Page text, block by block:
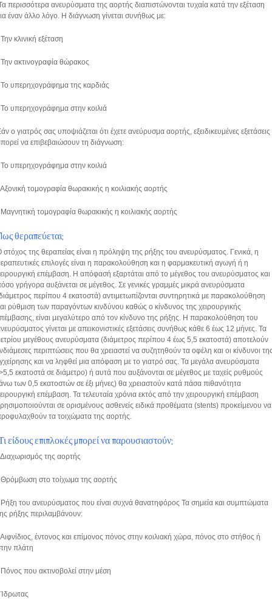
περισσότερα ανευρύσματα της αορτής διαπιστώνονται τυχαία κατά την εξέταση
έναν άλλο λόγο. Η διάγνωση γίνεται συνήθως με:
Την κλινική εξέταση
Την ακτινογραφία θώρακος
Το υπερηχογράφημα της καρδιάς
Το υπερηχογράφημα στην κοιλιά
ο γιατρός σας υποψιάζεται ότι έχετε ανεύρυσμα αορτής, εξειδικευμένες εξετάσεις
να επιβεβαιώσουν τη διάγνωση:
Το υπερηχογράφημα στην κοιλιά
Αξονική τομογραφία θωρακικής η κοιλιακής αορτής
Μαγνητική τομογραφία θωρακικής η κοιλιακής αορτής
Πως θεραπεύεται;
στόχος της θεραπείας είναι η πρόληψη της ρήξης του ανευρύσματος. Γενικά, η
επιλογές είναι η παρακολούθηση και η φαρμακευτική αγωγή ή η
επέμβαση. Η απόφασή εξαρτάται από το μέγεθος του ανευρύσματος και
γρήγορα αυξάνεται σε μέγεθος. Σε γενικές γραμμές μικρά ανευρύσματα
περίπου 4 εκατοστά) αντιμετωπίζονται συντηρητικά με παρακολούθηση
ρύθμιση των παραγόντων κινδύνου καθώς ο κίνδυνος της χειρουργικής
είναι μεγαλύτερο από τον κίνδυνο της ρήξης. Η παρακολούθηση του
γίνεται με απεικονιστικές εξετάσεις συνήθως κάθε 6 έως 12 μήνες. Τα
μεγέθους ανευρύσματα (διάμετρος περίπου 4 έως 5,5 εκατοστά) αποτελούν
περιπτώσεις που θα χρειαστεί να συζητηθούν τα οφέλη και οι κίνδυνοι
και να ληφθεί μια απόφαση με το γιατρό σας. Τα μεγάλα ανευρύσματα
εκατοστά σε διάμετρο) ή αυτά που αυξάνονται σε μέγεθος με ταχείς ρυθμούς
των 0,5 εκατοστών σε έξι μήνες) θα χρειαστούν κατά πάσα πιθανότητα
επέμβαση. Τα τελευταία χρόνια εκτός από την χειρουργική επέμβαση
σε ορισμένους ασθενείς ειδικά προθέματα (stents) προκείμενου να
τα τοιχώματα της αορτής.
είδους επιπλοκές μπορεί να παρουσιαστούν;
Διαχωρισμός της αορτής
Θρόμβωση στο τοίχωμα της αορτής
Ρήξη του ανευρύσματος που είναι συχνά θανατηφόρος Τα σημεία και συμπτώματα
ρήξης περιλαμβάνουν:
Αιφνίδιος, έντονος και επίμονος πόνος στην κοιλιακή χώρα, πόνος στο στήθος ή
πλάτη
Πόνος που ακτινοβολεί στην μέση
Ίδρωτας